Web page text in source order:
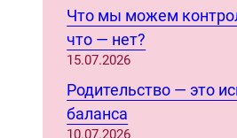
Что мы можем
что — нет?
15.07.2026
Родительство — это
баланса
10.07.2026